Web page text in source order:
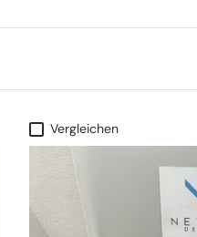
Vergleichen